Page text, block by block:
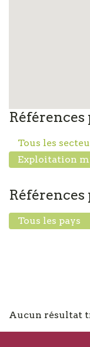
Tous les
Exploitation
Références
Tous les pays
Aucun résultat